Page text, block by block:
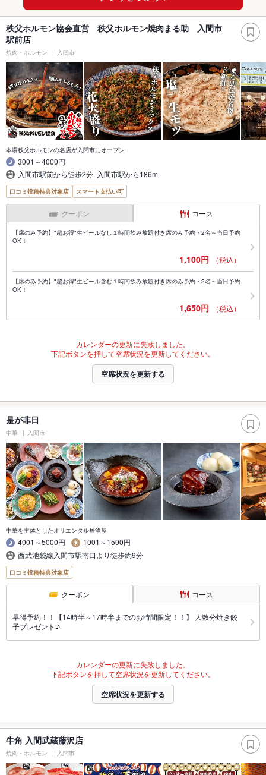
秩父ホルモン協会直営 秩父ホルモン焼肉まる助 入間市
駅前店
焼肉・ホルモン 入間市
本場秩父ホルモンの名店が入間市にオープン
3001～4000円
入間市駅前から徒歩2分 入間市駅から186m
口コミ投稿特典対象店 スマート支払い可
クーポン コース
【席のみ予約】"超お得"生ビールなし１時間飲み放題付き席のみ予約・2名～当日予約
OK！
1,100円 （税込）
【席のみ予約】"超お得"生ビール含む１時間飲み放題付き席のみ予約・2名～当日予約
OK！
1,650円 （税込）
カレンダーの更新に失敗しました。
下記ボタンを押して空席状況を更新してください。
空席状況を更新する
是が非日
中華 入間市
中華を主体としたオリエンタル居酒屋
4001～5000円
1001～1500円
西武池袋線入間市駅南口より徒歩約9分
口コミ投稿特典対象店
クーポン コース
早得予約！！【14時半～17時半までのお時間限定！！】 人数分焼き餃
子プレゼント♪
カレンダーの更新に失敗しました。
下記ボタンを押して空席状況を更新してください。
空席状況を更新する
牛角 入間武蔵藤沢店
焼肉・ホルモン 入間市